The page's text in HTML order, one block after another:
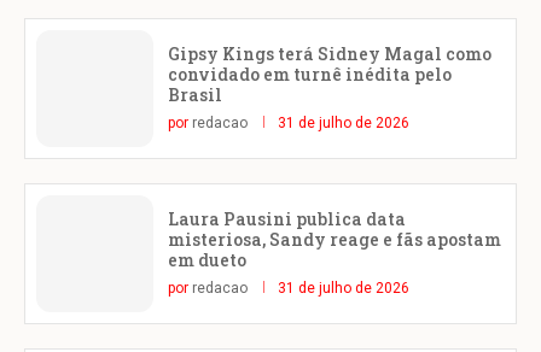
Gipsy Kings terá Sidney Magal como
convidado em turnê inédita pelo
Brasil
por redacao 31 de julho de 2026
Laura Pausini publica data
misteriosa, Sandy reage e fãs apostam
em dueto
por redacao 31 de julho de 2026